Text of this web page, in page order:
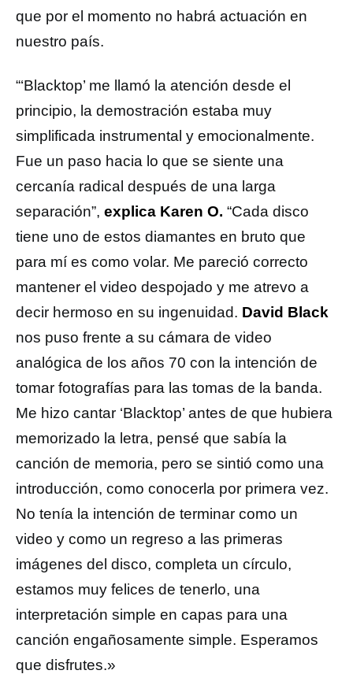
que por el momento no habrá actuación en
nuestro país.
“‘Blacktop’ me llamó la atención desde el
principio, la demostración estaba muy
simplificada instrumental y emocionalmente.
Fue un paso hacia lo que se siente una
cercanía radical después de una larga
separación”, explica Karen O. “Cada disco
tiene uno de estos diamantes en bruto que
para mí es como volar. Me pareció correcto
mantener el video despojado y me atrevo a
decir hermoso en su ingenuidad. David Black
nos puso frente a su cámara de video
analógica de los años 70 con la intención de
tomar fotografías para las tomas de la banda.
Me hizo cantar ‘Blacktop’ antes de que hubiera
memorizado la letra, pensé que sabía la
canción de memoria, pero se sintió como una
introducción, como conocerla por primera vez.
No tenía la intención de terminar como un
video y como un regreso a las primeras
imágenes del disco, completa un círculo,
estamos muy felices de tenerlo, una
interpretación simple en capas para una
canción engañosamente simple. Esperamos
que disfrutes.»